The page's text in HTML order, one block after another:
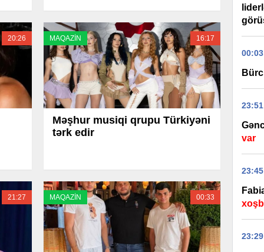
20:26 MAQAZİN 16:17
Məşhur musiqi qrupu Türkiyəni
tərk edir
21:27 MAQAZİN 00:33
var